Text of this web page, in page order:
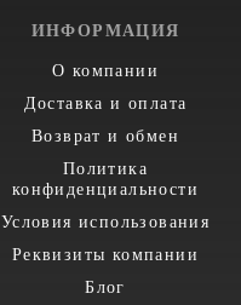
ИНФОРМАЦИЯ
О компании
Доставка и оплата
Возврат и обмен
Политика
конфиденциальности
Условия использования
Реквизиты компании
Блог